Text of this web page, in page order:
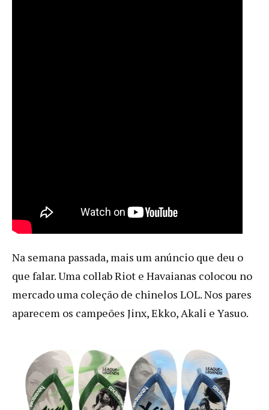
Na semana passada, mais um anúncio que deu o
que falar. Uma collab Riot e Havaianas colocou no
mercado uma coleção de chinelos LOL. Nos pares
aparecem os campeões Jinx, Ekko, Akali e Yasuo.